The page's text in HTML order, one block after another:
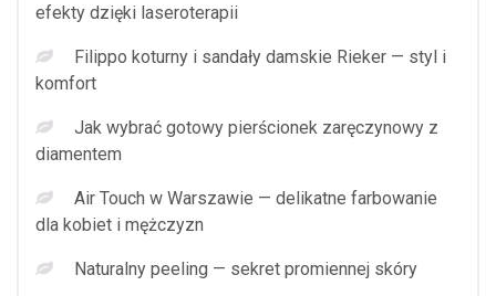
efekty dzięki laseroterapii
Filippo koturny i sandały damskie Rieker — styl i
komfort
Jak wybrać gotowy pierścionek zaręczynowy z
diamentem
Air Touch w Warszawie — delikatne farbowanie
dla kobiet i mężczyzn
Naturalny peeling — sekret promiennej skóry